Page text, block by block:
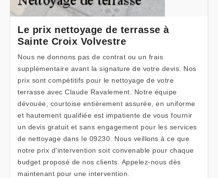
Le prix nettoyage de terrasse à
Sainte Croix Volvestre
Nous ne donnons pas de contrat ou un frais
supplémentaire avant la signature de votre devis. Nos
prix sont compétitifs pour le nettoyage de votre
terrasse avec Claude Ravalement. Notre équipe
dévouée, courtoise entièrement assurée, en uniforme
et hautement qualifiée est impatiente de vous fournir
un devis gratuit et sans engagement pour les services
de nettoyage dans le 09230. Nous veillons à ce que
notre prix d’intervention soit convenable pour chaque
budget proposé de nos clients. Appelez-nous dès
maintenant pour une intervention.